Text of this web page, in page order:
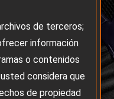
de terceros;
información
o contenidos
considera que
de propiedad